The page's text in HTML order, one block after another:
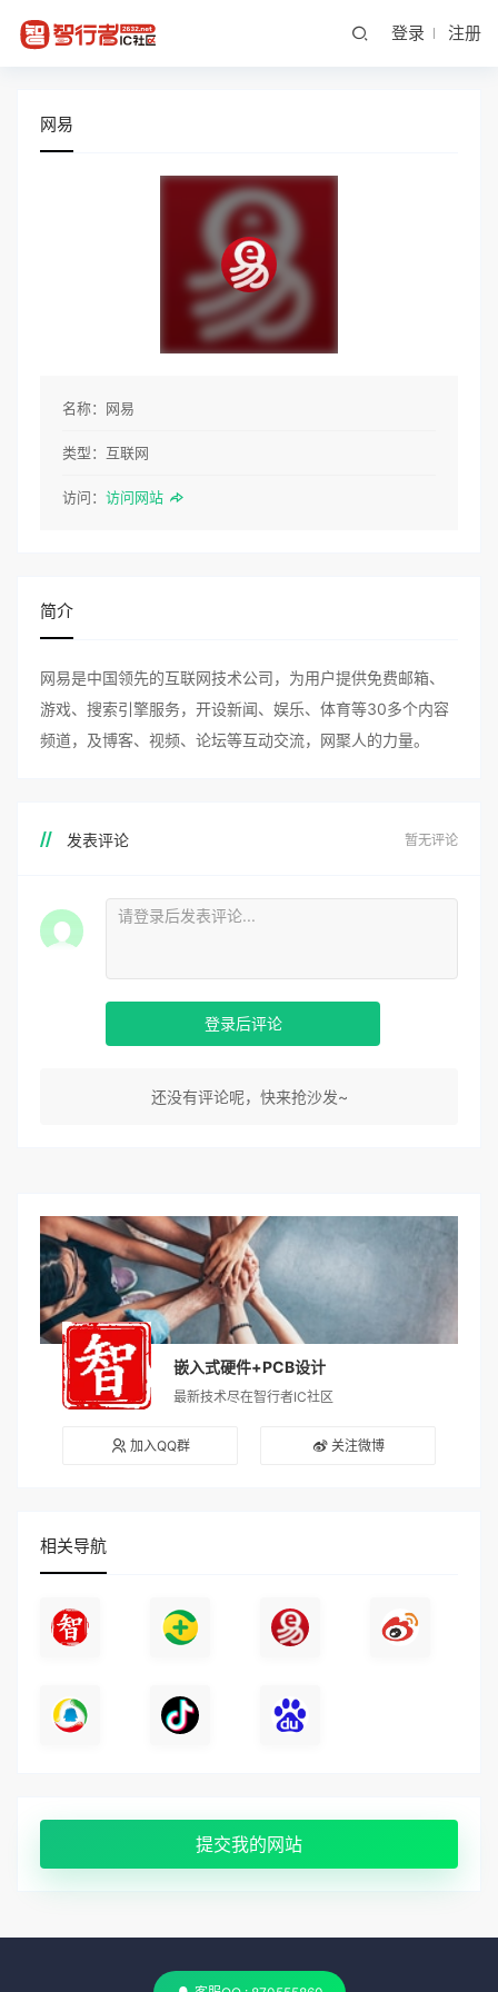
登录 注册
网易
名称： 网易
类型： 互联网
访问： 访问网站
简介
网易是中国领先的互联网技术公司，为用户提供免费邮箱、
游戏、搜索引擎服务，开设新闻、娱乐、体育等30多个内容
频道，及博客、视频、论坛等互动交流，网聚人的力量。
发表评论 暂无评论
登录后评论
还没有评论呢，快来抢沙发~
嵌入式硬件+PCB设计
最新技术尽在智行者IC社区
加入QQ群 关注微博
相关导航
提交我的网站